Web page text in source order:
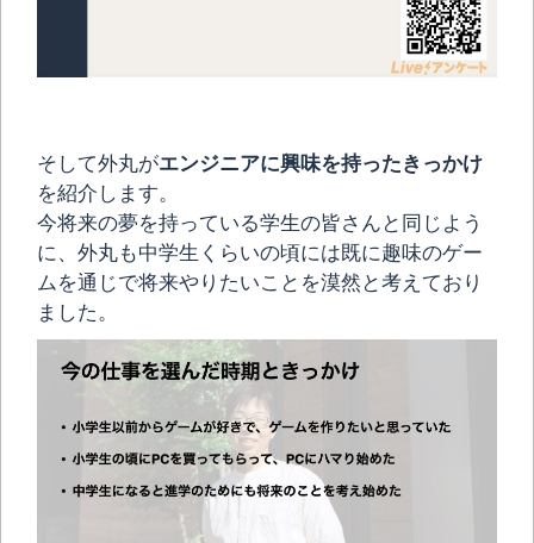
そして外丸がエンジニアに興味を持ったきっかけ
を紹介します。
今将来の夢を持っている学生の皆さんと同じよう
に、外丸も中学生くらいの頃には既に趣味のゲー
ムを通じで将来やりたいことを漠然と考えており
ました。